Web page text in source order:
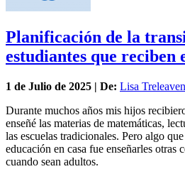
Planificación de la
estudiantes que reciben
1 de Julio de 2025 | De: Lisa Treleaven
Durante muchos años mis hijos
enseñé las materias de matemáticas,
las escuelas tradicionales. Pero algo
educación en casa fue enseñarles otras
cuando sean adultos.